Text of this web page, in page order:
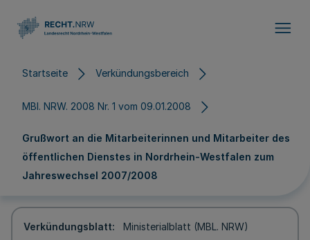
Startseite Verkündungsbereich
MBl. NRW. 2008 Nr. 1 vom 09.01.2008
Grußwort an die Mitarbeiterinnen und Mitarbeiter des
öffentlichen Dienstes in Nordrhein-Westfalen zum
Jahreswechsel 2007/2008
Verkündungsblatt
Ministerialblatt (MBL. NRW)